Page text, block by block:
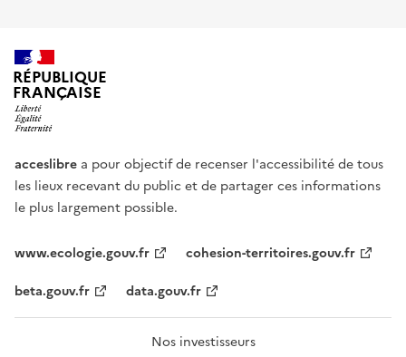
RÉPUBLIQUE
FRANÇAISE
acceslibre a pour objectif de recenser l'accessibilité de tous
les lieux recevant du public et de partager ces informations
le plus largement possible.
www.ecologie.gouv.fr
cohesion-territoires.gouv.fr
beta.gouv.fr
data.gouv.fr
Nos investisseurs